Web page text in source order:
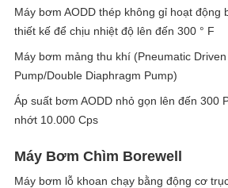
Máy bơm AODD thép không gỉ hoạt động
thiết kế để chịu nhiệt độ lên đến 300 ° F
Máy bơm mảng thu khí (Pneumatic
Pump/Double Diaphragm Pump)
Áp suất bơm AODD nhỏ gọn lên đến 300
nhớt 10.000 Cps
Máy Bơm Chìm Borewell
Máy bơm lỗ khoan chạy bằng động cơ